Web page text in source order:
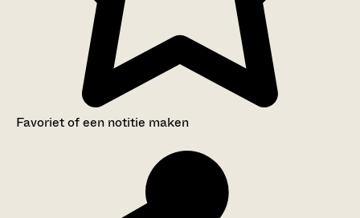
Favoriet of een notitie maken